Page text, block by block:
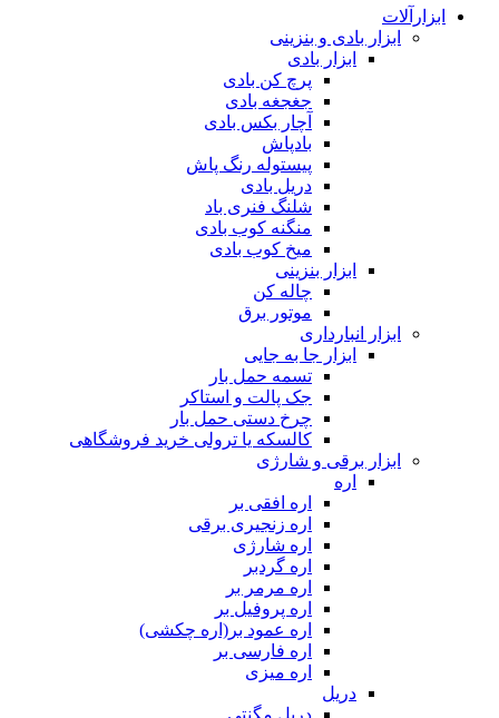
ابزارآلات
ابزار بادی و بنزینی
ابزار بادی
پرچ کن بادی
جغجغه بادی
آچار بکس بادی
بادپاش
پیستوله رنگ پاش
دریل بادی
شلنگ فنری باد
منگنه کوب بادی
میخ کوب بادی
ابزار بنزینی
چاله کن
موتور برق
ابزار انبارداری
ابزار جا به جایی
تسمه حمل بار
جک پالت و استاکر
چرخ دستی حمل بار
کالسکه یا ترولی خرید فروشگاهی
ابزار برقی و شارژی
اره
اره افقی بر
اره زنجیری برقی
اره شارژی
اره گردبر
اره مرمر بر
اره پروفیل بر
اره عمود بر(اره چکشی)
اره فارسی بر
اره میزی
دریل
دریل مگنتی